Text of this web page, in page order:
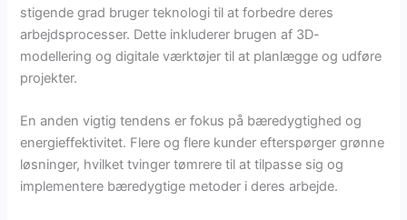
stigende grad bruger teknologi til at forbedre deres
arbejdsprocesser. Dette inkluderer brugen af 3D-
modellering og digitale værktøjer til at planlægge og udføre
projekter.
En anden vigtig tendens er fokus på bæredygtighed og
energieffektivitet. Flere og flere kunder efterspørger grønne
løsninger, hvilket tvinger tømrere til at tilpasse sig og
implementere bæredygtige metoder i deres arbejde.